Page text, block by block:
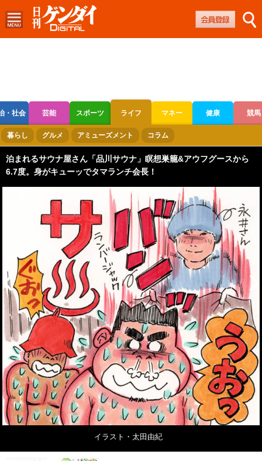
・社会 芸能 スポーツ ライフ マネー 健康 競馬
ボートレース 競輪 オートレース
暮らし グルメ アミューズメント コラム
泊まれるサウナ屋さん「品川サウナ」瞑想巣籠&アウフグースから
6.7度。身がキューッでタマランチ会長！
イラスト・太田由紀